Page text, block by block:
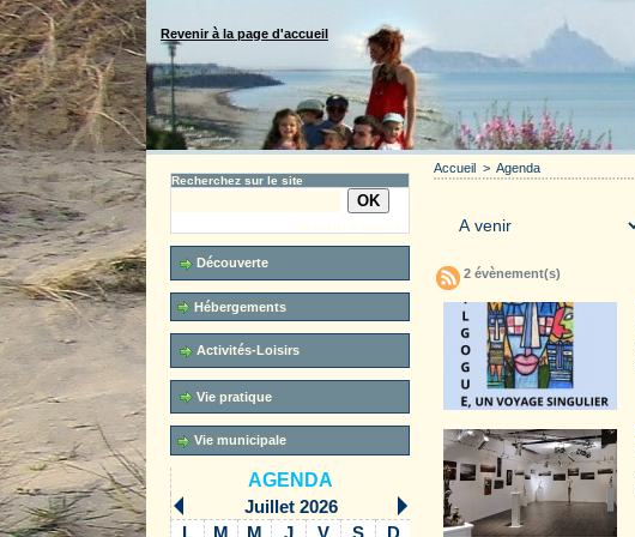
Revenir à la page d'accueil
Recherchez sur le site
Recherche avancée
Découverte
Hébergements
Activités-Loisirs
Vie pratique
Vie municipale
AGENDA
Juillet 2026
L
M M J V S
D
Accueil > Agenda
2 évènement(s)